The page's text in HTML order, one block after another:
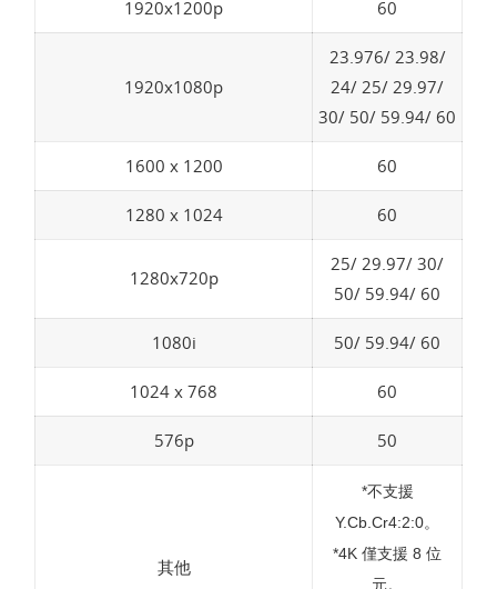
1920x1200p 60
1920x1080p
23.976/ 23.98/
24/ 25/ 29.97/
30/ 50/ 59.94/ 60
1600 x 1200 60
1280 x 1024 60
1280x720p
25/ 29.97/ 30/
50/ 59.94/ 60
1080i 50/ 59.94/ 60
1024 x 768 60
576p 50
其他
*不支援
Y.Cb.Cr4:2:0。
*4K 僅支援 8 位
元。